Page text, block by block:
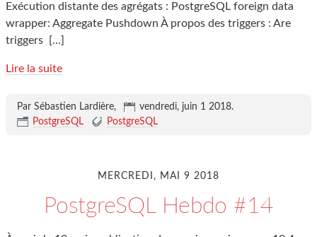
Exécution distante des agrégats : PostgreSQL foreign data
wrapper: Aggregate Pushdown À propos des triggers : Are
triggers
[…]
Lire la suite
Par Sébastien Lardière, vendredi, juin 1 2018.
PostgreSQL
PostgreSQL
MERCREDI, MAI 9 2018
PostgreSQL Hebdo #14